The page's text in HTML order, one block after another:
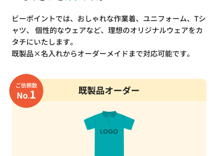
ビーポイントでは、おしゃれな作業着、ユニフォーム、Tシ
ャツ、
個性的なウェアなど、理想のオリジナルウェアをカ
タチにいたします。
既製品×名入れからオーダーメイドまで対応可能です。
既製品オーダー